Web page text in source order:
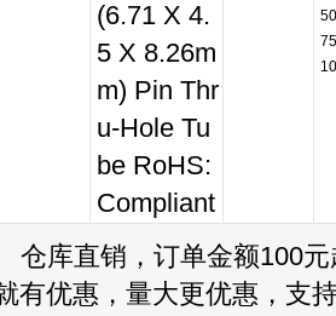
(6.71 X 4.
5 X 8.26m
m) Pin Thr
u-Hole Tu
be RoHS:
Compliant
仓库直销，订单金额100元
有优惠，量大更优惠，支